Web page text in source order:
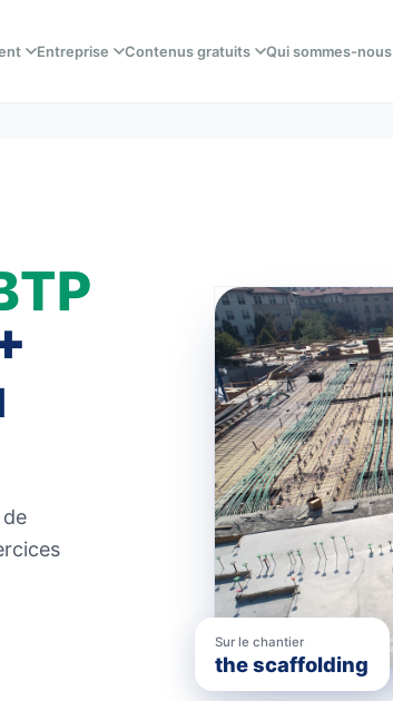
Entreprise Contenus gratuits Qui sommes-nous
Sur le chantier
the scaffolding